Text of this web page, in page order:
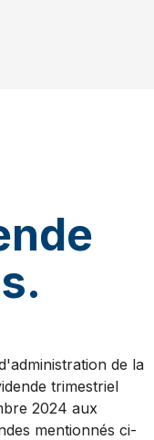
de la
trimestriel
2024 aux
mentionnés ci-